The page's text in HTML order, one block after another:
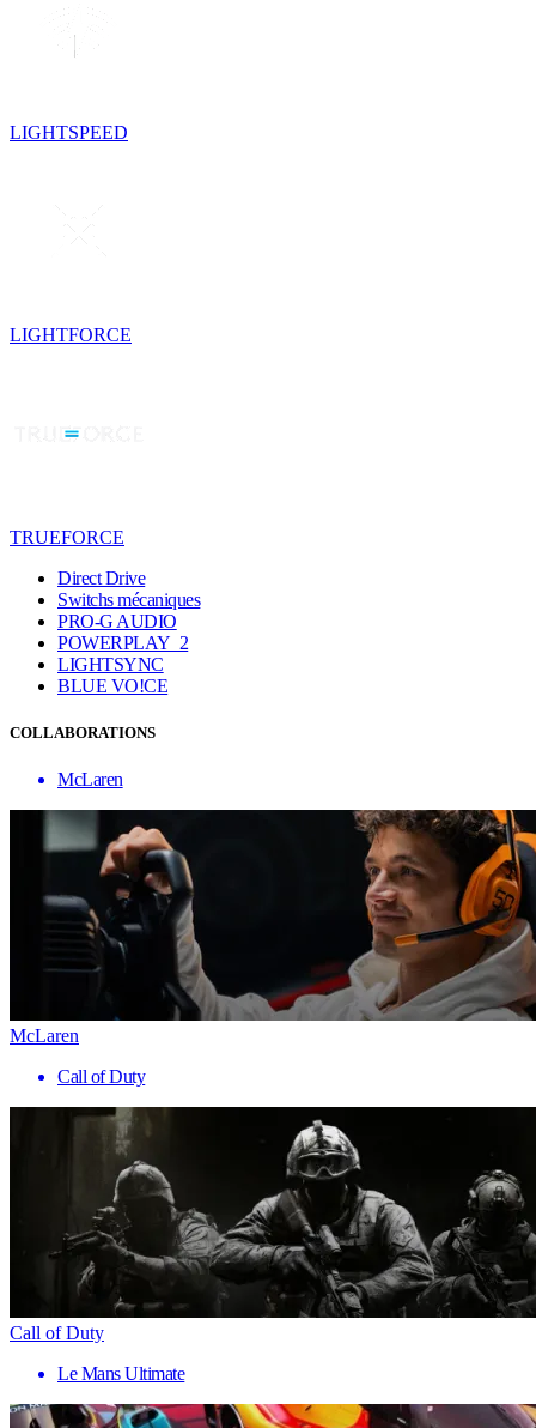
LIGHTSPEED
LIGHTFORCE
TRUEFORCE
Direct Drive
Switchs mécaniques
PRO-G AUDIO
POWERPLAY 2
LIGHTSYNC
BLUE VO!CE
COLLABORATIONS
McLaren
McLaren
Call of Duty
Call of Duty
Le Mans Ultimate